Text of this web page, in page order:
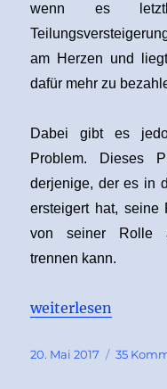
wenn es
am Herzen und
dafür mehr zu
Dabei gibt es
Problem. Dieses
derjenige, der es in
ersteigert hat, seine
von seiner Rolle
trennen kann.
„In der
weiterlesen
Veröffentlicht
20. Mai 2017 35